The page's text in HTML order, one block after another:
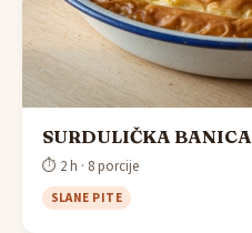
SURDULIČKA BANICA
⏱ 2 h · 8 porcije
SLANE PITE